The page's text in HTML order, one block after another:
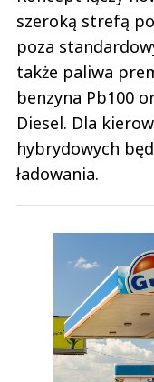
szeroką strefą
poza
także paliwa
benzyna Pb100
Diesel. Dla
hybrydowych
ładowania.